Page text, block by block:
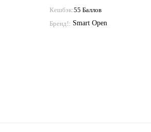
Кешбэк:55 Баллов
Бренд!: Smart Open